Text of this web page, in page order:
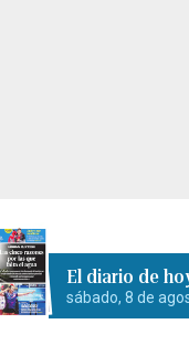
El diario de
sábado, 8 de